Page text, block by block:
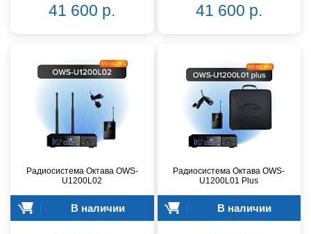
41 600 р. 41 600 р.
Радиосистема Октава OWS-
U1200L02
В наличии
Радиосистема Октава OWS-
U1200L01 Plus
В наличии